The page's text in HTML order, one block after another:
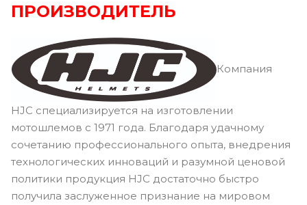
ПРОИЗВОДИТЕЛЬ
Компания
HJC специализируется на изготовлении
мотошлемов с 1971 года. Благодаря удачному
сочетанию профессионального опыта, внедрения
технологических инноваций и разумной ценовой
политики продукция HJC достаточно быстро
получила заслуженное признание на мировом